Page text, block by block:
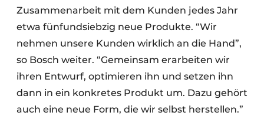
Zusammenarbeit mit dem Kunden jedes Jahr
etwa fünfundsiebzig neue Produkte. “Wir
nehmen unsere Kunden wirklich an die Hand”,
so Bosch weiter. “Gemeinsam erarbeiten wir
ihren Entwurf, optimieren ihn und setzen ihn
dann in ein konkretes Produkt um. Dazu gehört
auch eine neue Form, die wir selbst herstellen.”